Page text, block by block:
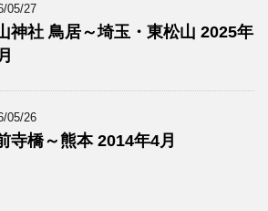
05/27
神社 鳥居～埼玉・東松山 2025年
05/26
寺橋～熊本 2014年4月